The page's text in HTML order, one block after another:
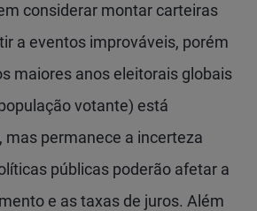
considerar montar carteiras
a eventos improváveis, porém
maiores anos eleitorais globais
votante) está
mas permanece a incerteza
públicas poderão afetar a
e as taxas de juros. Além